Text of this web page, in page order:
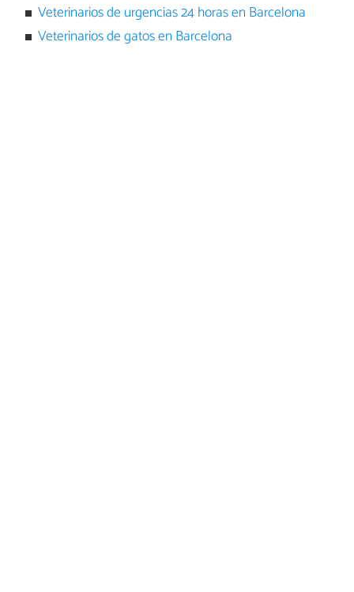
Veterinarios de urgencias 24 horas en Barcelona
Veterinarios de gatos en Barcelona